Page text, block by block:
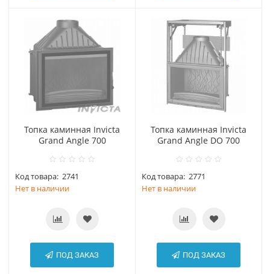
Топка каминная Invicta
Grand Angle 700
Код товара: 2741
Нет в наличии
ПОД ЗАКАЗ
Топка каминная Invicta
Grand Angle DO 700
Код товара: 2771
Нет в наличии
ПОД ЗАКАЗ